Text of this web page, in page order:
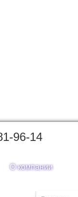
96-14
О компании